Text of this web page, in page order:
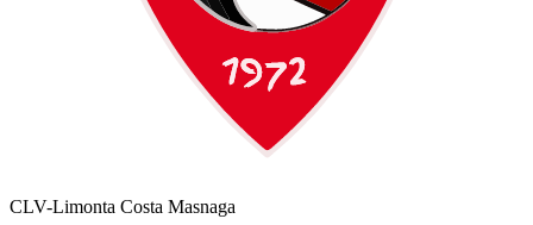
CLV-Limonta Costa Masnaga